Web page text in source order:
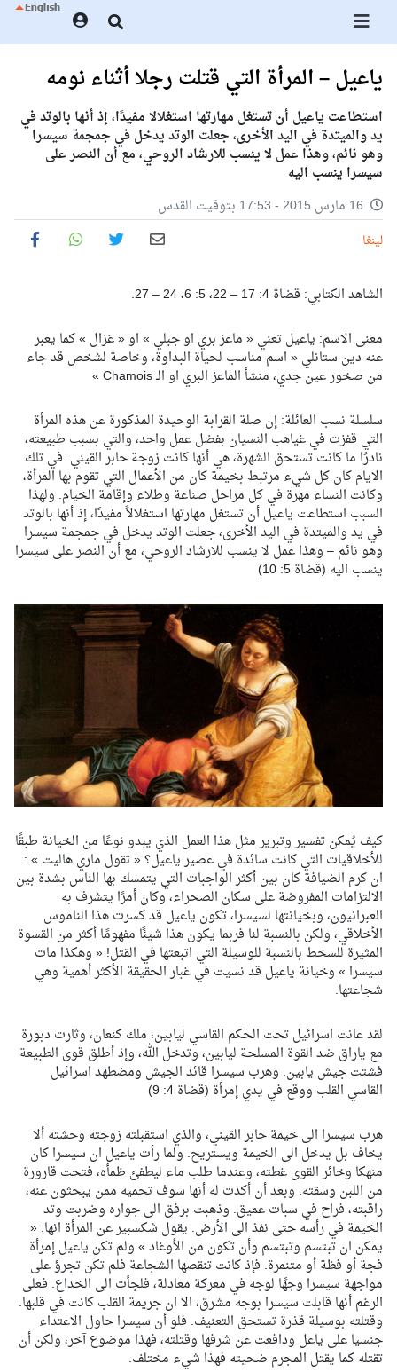
ياعيل – المرأة التي قتلت رجلا أثناء نومه
استطاعت ياعيل أن تستغل مهارتها استغلالا مفيدًا، إذ أنها بالوتد في
يد والميتدة في اليد الأخرى، جعلت الوتد يدخل في جمجمة سيسرا
وهو نائم، وهذا عمل لا ينسب للارشاد الروحي، مع أن النصر على
سيسرا ينسب اليه
لينغا
الشاهد الكتابي: قضاة 4: 17 – 22، 5: 6، 24 – 27.
معنى الاسم: ياعيل تعني « ماعز بري او جبلي » او « غزال » كما يعبر
عنه دين ستانلي « اسم مناسب لحياة البداوة، وخاصة لشخص قد جاء
من صخور عين جدي، منشأ الماعز البري او الـ Chamois »
سلسلة نسب العائلة: إن صلة القرابة الوحيدة المذكورة عن هذه المرأة
التي قفزت في غياهب النسيان بفضل عمل واحد، والتي بسبب طبيعته،
نادرًا ما كانت تستحق الشهرة، هي أنها كانت زوجة حابر القيني. في تلك
الايام كان كل شيء مرتبط بخيمة كان من الأعمال التي تقوم بها المرأة،
وكانت النساء مهرة في كل مراحل صناعة وطلاء وإقامة الخيام. ولهذا
السبب استطاعت ياعيل أن تستغل مهارتها استغلالاً مفيدًا، إذ أنها بالوتد
في يد والميتدة في اليد الأخرى، جعلت الوتد يدخل في جمجمة سيسرا
وهو نائم – وهذا عمل لا ينسب للارشاد الروحي، مع أن النصر على سيسرا
ينسب اليه (قضاة 5: 10)
كيف يُمكن تفسير وتبرير مثل هذا العمل الذي يبدو نوعًا من الخيانة طبقًا
للأخلاقيات التي كانت سائدة في عصير ياعيل؟ « تقول ماري هاليت » :
ان كرم الضيافة كان بين أكثر الواجبات التي يتمسك بها الناس بشدة بين
الالتزامات المفروضة على سكان الصحراء، وكان أمرًا يتشرف به
العبرانيون، وبخيانتها لسيسرا، تكون ياعيل قد كسرت هذا الناموس
الأخلاقي، ولكن بالنسبة لنا فربما يكون هذا شيئًا مفهومًا أكثر من القسوة
المثيرة للسخط بالنسبة للوسيلة التي اتبعتها في القتل! « وهكذا مات
سيسرا » وخيانة ياعيل قد نسيت في غبار الحقيقة الأكثر أهمية وهي
شجاعتها.
لقد عانت اسرائيل تحت الحكم القاسي ليابين، ملك كنعان، وثارت دبورة
مع ياراق ضد القوة المسلحة ليابين، وتدخل الله، وإذ أطلق قوى الطبيعة
فشتت جيش يابين. وهرب سيسرا قائد الجيش ومضطهد اسرائيل
القاسي القلب ووقع في يدي إمرأة (قضاة 4: 9)
هرب سيسرا الى خيمة حابر القيني، والذي استقبلته زوجته وحشته ألا
يخاف بل يدخل الى الخيمة ويستريح. ولما رأت ياعيل ان سيسرا كان
منهكا وخائر القوى غطته، وعندما طلب ماء ليطفئ ظمأه، فتحت قارورة
من اللبن وسقته. وبعد أن أكدت له أنها سوف تحميه ممن يبحثون عنه،
راقبته، فراح في سبات عميق. وذهبت برفق الى جواره وضربت وتد
الخيمة في رأسه حتى نفذ الى الأرض. يقول شكسبير عن المرأة انها: «
يمكن ان تبتسم وتبتسم وأن تكون من الأوغاد » ولم تكن ياعيل إمرأة
فجة أو فظة أو متنمرة. فإذ كانت تنقصها الشجاعة فلم تكن تجرؤ على
مواجهة سيسرا وجهًا لوجه في معركة معادلة، فلجأت الى الخداع. فعلى
الرغم أنها قابلت سيسرا بوجه مشرق، الا ان جريمة القلب كانت في قلبها.
وقتلته بوسيلة قذرة تستحق التعنيف. فلو أن سيسرا حاول الاعتداء
جنسيا على ياعل ودافعت عن شرفها وقتلته، فهذا موضوع آخر، ولكن أن
تقتله كما يقتل المجرم ضحيته فهذا شيء مختلف.